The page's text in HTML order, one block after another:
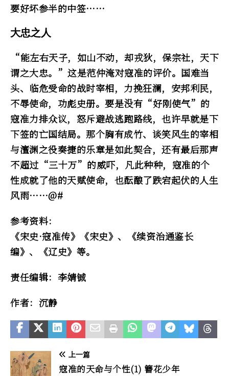
要好坏参半的中签……
大忠之人
“能左右天子，如山不动，却戎狄，保宗社，天下
谓之大忠。”这是范仲淹对寇准的评价。国难当
头、临危受命的战时宰相，力挽狂澜，安邦利民，
不辱使命，功彪史册。要是没有“好刚使气”的
寇准力排众议，怒斥避战逃跑路线，也许早就是下
下签的亡国结局。那个胸有成竹、谈笑风生的宰相
与澶渊之役奏捷的乐章是如此契合，还有最后那声
不超过“三十万”的威吓，凡此种种，寇准的个
性成就了他的天赋使命，也酝酿了跌宕起伏的人生
风雨……@#
参考资料：
《宋史·寇准传》《宋史》、《续资治通鉴长
编》、《辽史》等。
责任编辑：李婧铖
作者：沉静
上一篇
寇准的天命与个性(1) 簪花少年